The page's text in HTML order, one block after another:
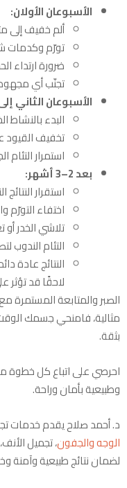
الأسبوعان الأولان:
ألم خفيف
تورّم وكدمات
ضرورة ارتداء
تجنّب أي
الأسبوعان الثاني
البدء بالنشاط
تخفيف القيود
استمرار
بعد 2–3 أشهر:
استقرار النتائج
اختفاء
تلاشي الخدر أو
التئام الندوب
النتائج عادة
لاحقًا قد
الصبر والمتابعة المستمرة
مثالية، فامنحي جسمك
بثقة.
احرصي على اتباع كل خطوة
وطبيعية بأمان وراحة.
د. أحمد صلاح يقدم خدمات
الوجه والجفون، تجميل
لضمان نتائج طبيعية وآمنة